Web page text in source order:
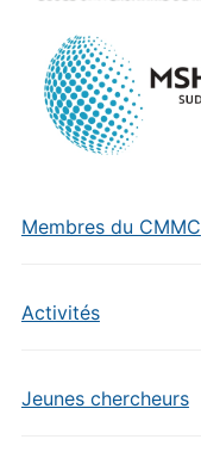
Membres du CMMC
Activités
Jeunes chercheurs